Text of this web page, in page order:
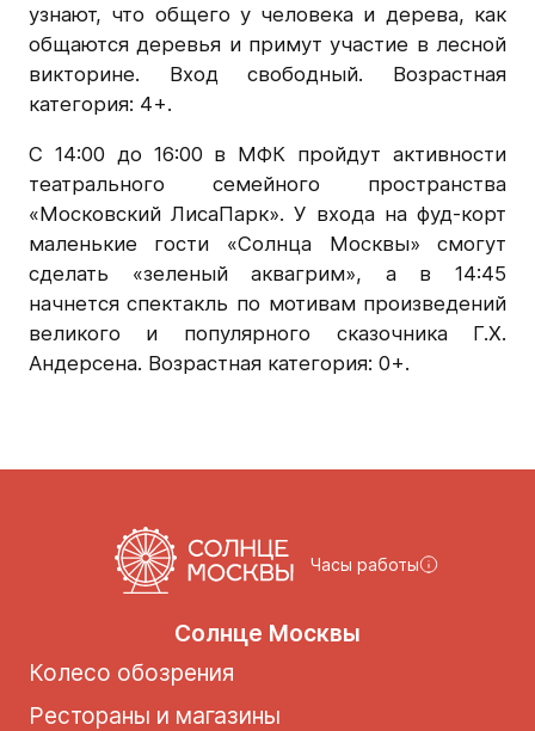
узнают, что общего у человека и дерева, как
общаются деревья и примут участие в лесной
викторине. Вход свободный. Возрастная
категория: 4+.
С 14:00 до 16:00 в МФК пройдут активности
театрального семейного пространства
«Московский ЛисаПарк». У входа на фуд-корт
маленькие гости «Солнца Москвы» смогут
сделать «зеленый аквагрим», а в 14:45
начнется спектакль по мотивам произведений
великого и популярного сказочника Г.Х.
Андерсена. Возрастная категория: 0+.
Часы работы
Солнце Москвы
Колесо обозрения
Рестораны и магазины